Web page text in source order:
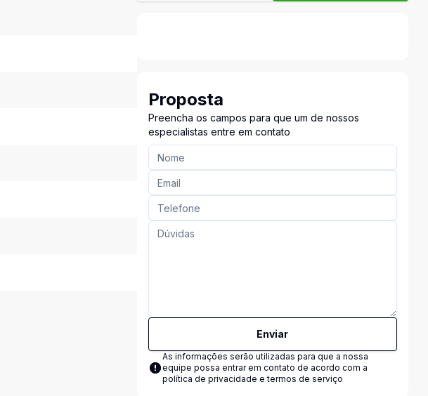
Proposta
Preencha os campos para que um de nossos
especialistas entre em contato
Enviar
As informações serão utilizadas para que a nossa
equipe possa entrar em contato de acordo com a
política de privacidade e termos de serviço